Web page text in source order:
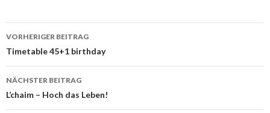
Beitrags-
Navigation
VORHERIGER BEITRAG
Timetable 45+1 birthday
NÄCHSTER BEITRAG
L’chaim – Hoch das Leben!